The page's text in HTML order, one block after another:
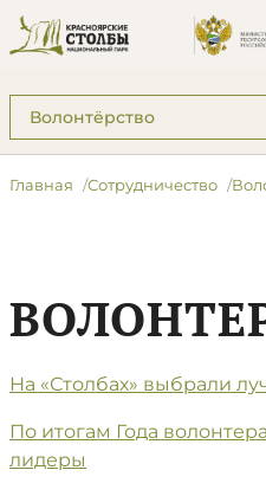
Подразделы:
Главная Сотрудничество
На «Столбах» выбрали
По итогам Года
лидеры